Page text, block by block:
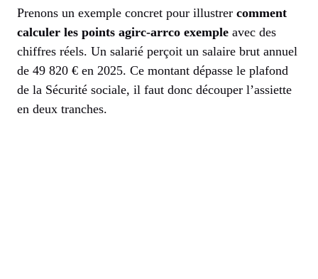
Prenons un exemple concret pour illustrer comment
calculer les points agirc-arrco exemple avec des
chiffres réels. Un salarié perçoit un salaire brut annuel
de 49 820 € en 2025. Ce montant dépasse le plafond
de la Sécurité sociale, il faut donc découper l’assiette
en deux tranches.